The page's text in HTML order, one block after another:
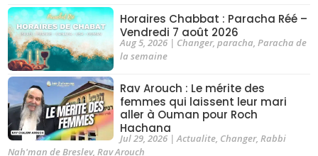
Horaires Chabbat : Paracha Réé –
Vendredi 7 août 2026
Aug 5, 2026| Changer, paracha, Paracha de
la semaine
Rav Arouch : Le mérite des
femmes qui laissent leur mari
aller à Ouman pour Roch
Hachana
Jul 29, 2026|Actualite, Changer, Rabbi
Nah'man de Breslev,Rav Arouch